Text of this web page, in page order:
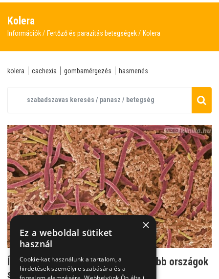
Kolera
Információk Fertőző és parazitás betegségek Kolera
kolera cachexia gombamérgezés hasmenés
Így fertőz a kolera - a legszegényebb országok
sajnos védtel...
×
Ez a weboldal sütiket
használ
Cookie-kat használunk a tartalom, a
hirdetések személyre szabására és a